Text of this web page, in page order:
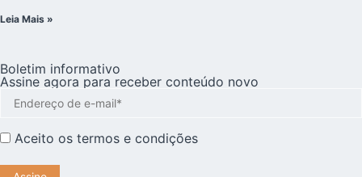
Leia Mais »
Boletim informativo
Assine agora para receber conteúdo novo
Aceito os termos e condições